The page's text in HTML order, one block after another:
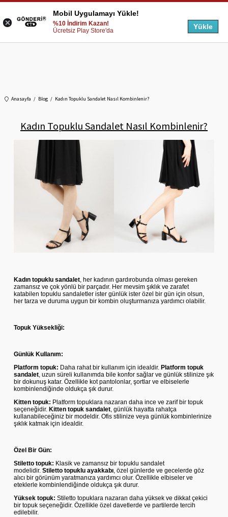
Anasayfa Blog Kadın Topuklu Sandalet Nasıl Kombinlenir?
Kadın Topuklu Sandalet Nasıl Kombinlenir?
Kadın topuklu sandalet, her kadının gardırobunda olması gereken
zamansız ve çok yönlü bir parçadır. Her mevsim şıklık ve zarafet
katabilen topuklu sandaletler ister günlük ister özel bir gün için olsun,
her tarza ve duruma uygun bir kombin oluşturmanıza yardımcı olabilir.
Topuk Yüksekliği:
Günlük Kullanım:
Platform topuk: Daha rahat bir kullanım için idealdir. Platform topuk
sandalet, uzun süreli kullanımda bile konfor sağlar ve günlük stilinize şık
bir dokunuş katar. Özellikle kot pantolonlar, şortlar ve elbiselerle
kombinlendiğinde oldukça şık durur.
Kitten topuk: Platform topuklara nazaran daha ince ve zarif bir topuk
seçeneğidir. Kitten topuk sandalet, günlük hayatta rahatça
kullanabileceğiniz bir modeldir. Ofis stilinize veya günlük kombinlerinize
şıklık katmak için idealdir.
Özel Bir Gün:
Stiletto topuk: Klasik ve zamansız bir topuklu sandalet
modelidir. Stiletto topuklu ayakkabı, özel günlerde ve gecelerde göz
alıcı bir görünüm yaratmanıza yardımcı olur. Özellikle elbiseler ve
eteklerle kombinlendiğinde oldukça şık durur.
Yüksek topuk: Stiletto topuklara nazaran daha yüksek ve dikkat çekici
bir topuk seçeneğidir. Özellikle özel davetlerde ve partilerde tercih
edilebilir.
Mobil Uygulamayı Yükle!
%10 İndirim Kazan!
Ücretsiz Play Store'da
Yükle